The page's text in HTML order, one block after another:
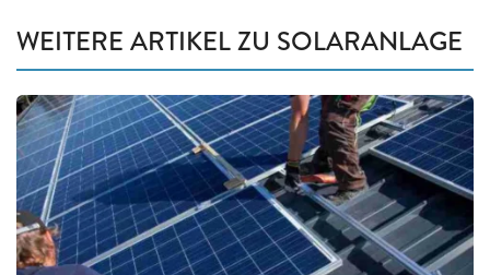
WEITERE ARTIKEL ZU SOLARANLAGE